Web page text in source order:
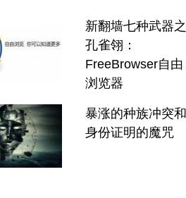
新翻墙七种武器之
孔雀翎：
FreeBrowser自由
浏览器
暴涨的种族冲突和
身份证明的魔咒